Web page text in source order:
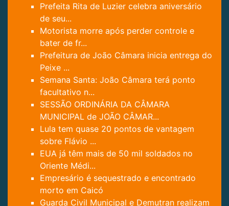
Prefeita Rita de Luzier celebra aniversário
de seu...
Motorista morre após perder controle e
bater de fr...
Prefeitura de João Câmara inicia entrega do
Peixe ...
Semana Santa: João Câmara terá ponto
facultativo n...
SESSÃO ORDINÁRIA DA CÂMARA
MUNICIPAL de JOÃO CÂMAR...
Lula tem quase 20 pontos de vantagem
sobre Flávio ...
EUA já têm mais de 50 mil soldados no
Oriente Médi...
Empresário é sequestrado e encontrado
morto em Caicó
Guarda Civil Municipal e Demutran realizam